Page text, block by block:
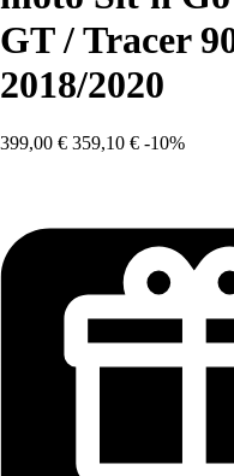
GT / Tracer
2018/2020
399,00 € 359,10 € -10%